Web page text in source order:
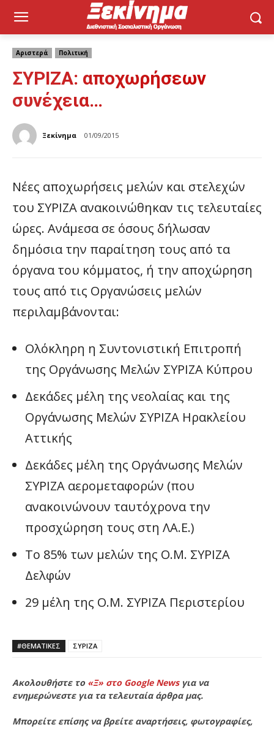
Αριστερά Πολιτική
ΣΥΡΙΖΑ: αποχωρήσεων
συνέχεια…
Ξεκίνημα 01/09/2015
Νέες αποχωρήσεις μελών και στελεχών
του ΣΥΡΙΖΑ ανακοινώθηκαν τις τελευταίες
ώρες. Ανάμεσα σε όσους δήλωσαν
δημόσια την παραίτηση τους από τα
όργανα του κόμματος, ή την αποχώρηση
τους από τις Οργανώσεις μελών
περιλαμβάνονται:
Ολόκληρη η Συντονιστική Επιτροπή
της Οργάνωσης Μελών ΣΥΡΙΖΑ Κύπρου
Δεκάδες μέλη της νεολαίας και της
Οργάνωσης Μελών ΣΥΡΙΖΑ Ηρακλείου
Αττικής
Δεκάδες μέλη της Οργάνωσης Μελών
ΣΥΡΙΖΑ αερομεταφορών (που
ανακοινώνουν ταυτόχρονα την
προσχώρηση τους στη ΛΑ.Ε.)
Το 85% των μελών της Ο.Μ. ΣΥΡΙΖΑ
Δελφών
29 μέλη της Ο.Μ. ΣΥΡΙΖΑ Περιστερίου
#ΘΕΜΑΤΙΚΈΣ ΣΥΡΙΖΑ
Ακολουθήστε το «Ξ» στο Google Newsγια να
ενημερώνεστε για τα τελευταία άρθρα μας.
Μπορείτε επίσης να βρείτε αναρτήσεις, φωτογραφίες,